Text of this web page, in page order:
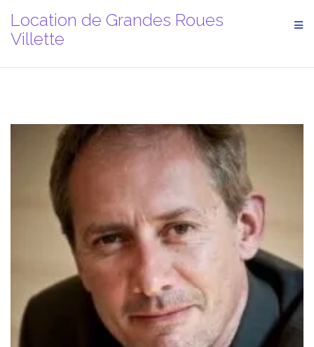
au
contenu
Location de Grandes Roues
Villette